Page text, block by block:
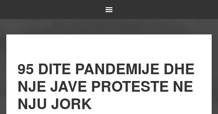
95 DITE PANDEMIJE DHE
NJE JAVE PROTESTE NE
NJU JORK